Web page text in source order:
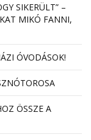
SIKERÜLT” –
MIKÓ FANNI,
ÓVODÁSOK!
ÖSSZE A